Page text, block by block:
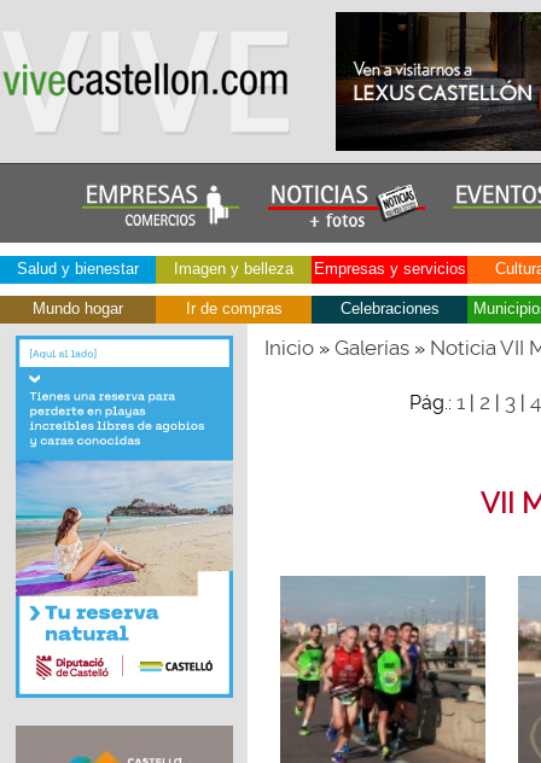
Salud y bienestar Imagen y belleza Empresas y servicios
Mundo hogar Ir de compras Celebraciones
Inicio» Galerías» Noticia VII
Pág.: 1 | 2 | 3 | 4
VII